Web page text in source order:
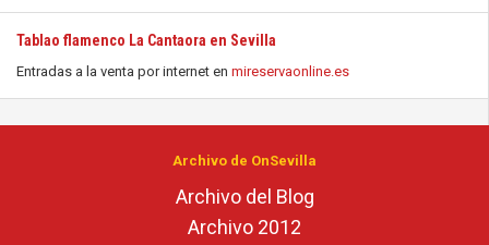
Tablao flamenco La Cantaora en Sevilla
Entradas a la venta por internet en mireservaonline.es
Archivo de OnSevilla
Archivo del Blog
Archivo 2012